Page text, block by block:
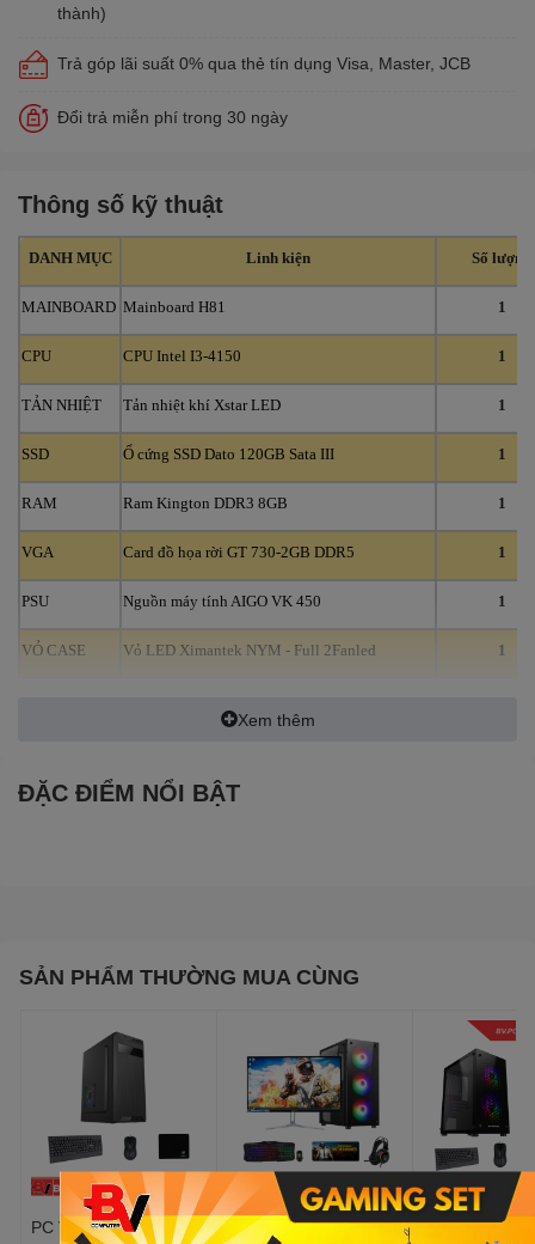
thành)
Trả góp lãi suất 0% qua thẻ tín dụng Visa, Master, JCB
Đổi trả miễn phí trong 30 ngày
ĐẶC ĐIỂM NỔI BẬT
Thông số kỹ thuật
DANH MỤC Linh kiện Số lượng
MAINBOARD Mainboard H81 1
CPU CPU Intel I3-4150 1
TẢN NHIỆT Tản nhiệt khí Xstar LED 1
SSD Ổ cứng SSD Dato 120GB Sata III 1
RAM Ram Kington DDR3 8GB 1
VGA Card đồ họa rời GT 730-2GB DDR5 1
PSU Nguồn máy tính AIGO VK 450 1
VỎ CASE Vỏ LED Ximantek NYM - Full 2Fanled 1
Xem thêm
SẢN PHẨM THƯỜNG MUA CÙNG
PC VĂN PHÒNG
BỘ MÁY TÍNH
PC GAMING